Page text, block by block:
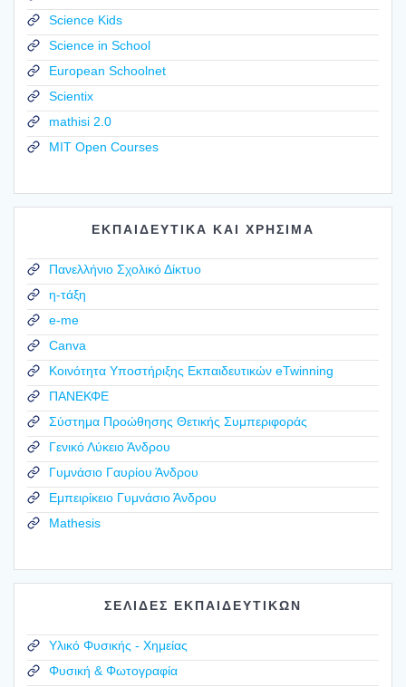
Science Kids
Science in School
European Schoolnet
Scientix
mathisi 2.0
MIT Open Courses
ΕΚΠΑΙΔΕΥΤΙΚΑ ΚΑΙ ΧΡΗΣΙΜΑ
Πανελλήνιο Σχολικό Δίκτυο
η-τάξη
e-me
Canva
Κοινότητα Υποστήριξης Εκπαιδευτικών eTwinning
ΠΑΝΕΚΦΕ
Σύστημα Προώθησης Θετικής Συμπεριφοράς
Γενικό Λύκειο Άνδρου
Γυμνάσιο Γαυρίου Άνδρου
Εμπειρίκειο Γυμνάσιο Άνδρου
Mathesis
ΣΕΛΙΔΕΣ ΕΚΠΑΙΔΕΥΤΙΚΩΝ
Υλικό Φυσικής - Χημείας
Φυσική & Φωτογραφία